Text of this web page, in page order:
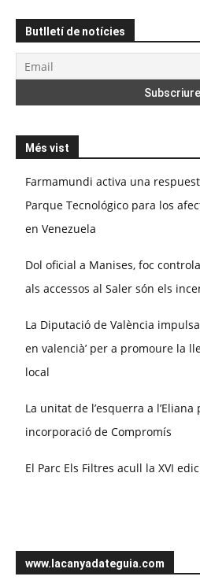
Butlletí de notícies
Més vist
Farmamundi activa una
Parque Tecnológico para los
en Venezuela
Dol oficial a Manises, foc
als accessos al Saler són els
La Diputació de València
en valencià’ per a promoure la
local
La unitat de l’esquerra a
incorporació de Compromís
El Parc Els Filtres acull la XVI
www.lacanyadateguia.com